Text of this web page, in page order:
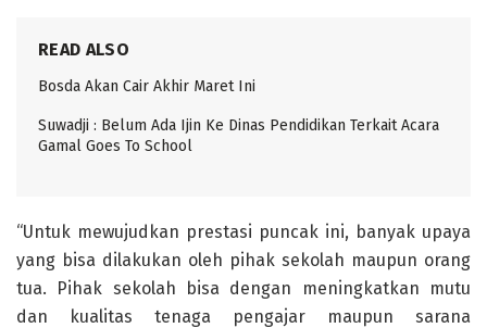
READ ALSO
Bosda Akan Cair Akhir Maret Ini
Suwadji : Belum Ada Ijin Ke Dinas Pendidikan Terkait Acara
Gamal Goes To School
“Untuk mewujudkan prestasi puncak ini, banyak upaya
yang bisa dilakukan oleh pihak sekolah maupun orang
tua. Pihak sekolah bisa dengan meningkatkan mutu
dan kualitas tenaga pengajar maupun sarana